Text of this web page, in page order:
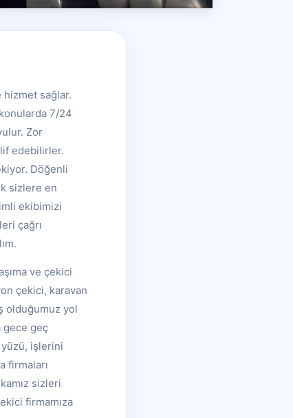
sağlar.
7/24
Zor
edebilirler.
Döğenli
sizlere en
ekibimizi
çağrı
ve çekici
çekici, karavan
olduğumuz yol
gece geç
yüzü, işlerini
firmaları
sizleri
firmamıza